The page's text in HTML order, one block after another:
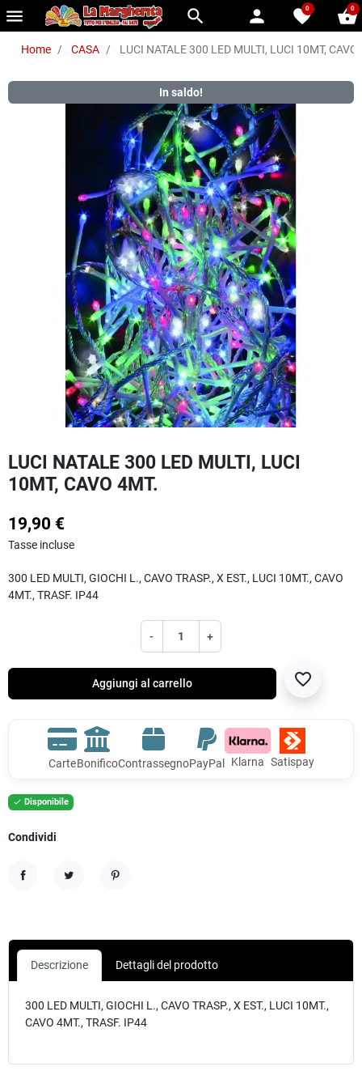
menu search person favorite
0 shopping_basket
0
Home CASA LUCI NATALE 300 LED MULTI, LUCI 10MT, CAVO
In saldo!
LUCI NATALE 300 LED MULTI, LUCI
10MT, CAVO 4MT.
19,90 €
Tasse incluse
300 LED MULTI, GIOCHI L., CAVO TRASP., X EST., LUCI 10MT., CAVO
4MT., TRASF. IP44
- +
Aggiungi al carrello favorite_border
CarteBonificoContrassegnoPayPal Klarna Satispay
 Disponibile
Condividi
Descrizione Dettagli del prodotto
300 LED MULTI, GIOCHI L., CAVO TRASP., X EST., LUCI 10MT.,
CAVO 4MT., TRASF. IP44